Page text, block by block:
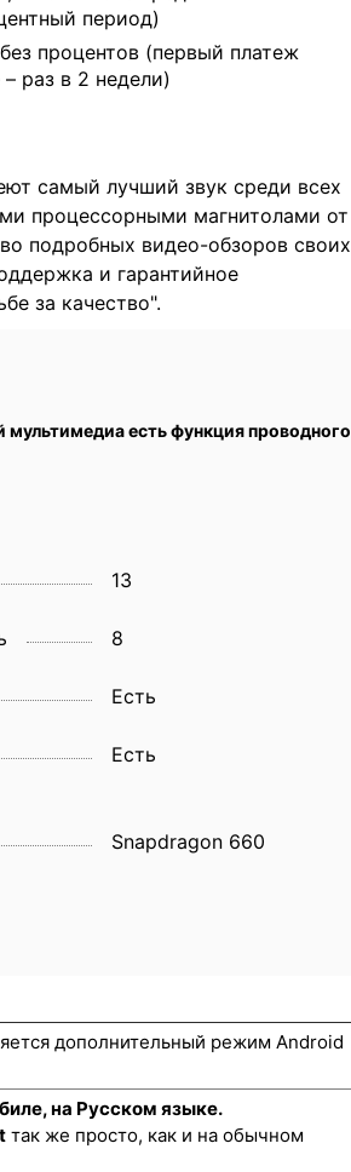
период)
процентов (первый платеж
раз в 2 недели)
самый лучший звук среди всех
процессорными магнитолами от
подробных видео-обзоров своих
и гарантийное
за качество".
мультимедиа есть функция проводного
13
8
Eсть
Есть
Snapdragon 660
дополнительный режим Android
на Русском языке.
так же просто, как и на обычном